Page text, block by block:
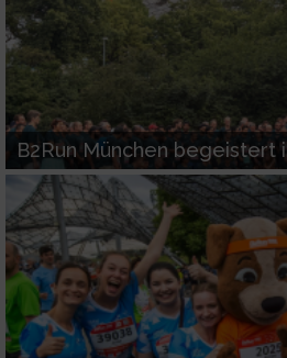
B2Run München begeistert
Funktional
Werbung